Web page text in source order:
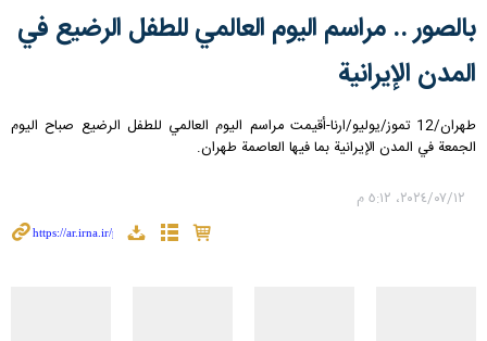
بالصور .. مراسم اليوم العالمي للطفل الرضيع في
المدن الإيرانية
طهران/12 تموز/یولیو/ارنا-أقيمت مراسم اليوم العالمي للطفل الرضيع صباح اليوم
الجمعة في المدن الإيرانية بما فیها العاصمة طهران.
١٢‏/٠٧‏/٢٠٢٤، ٥:١٢ م